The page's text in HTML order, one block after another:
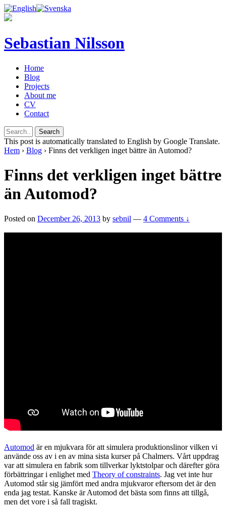
Sebastian Nilsson
Home
Blog
Projects
About me
CV
Contact
This post is automatically translated to English by Google Translate.
Hem › Blog › Finns det verkligen inget bättre än Automod?
Finns det verkligen inget bättre
än Automod?
Posted on December 26, 2013 by sebnil — 4 Comments ↓
Automod är en mjukvara för att simulera produktionslinor vilken vi
använde oss av i en av mina sista kurser på Chalmers. Vårt uppdrag
var att simulera en fabrik som tillverkar lyktstolpar och därefter göra
förbättringar i enlighet med Theory of constraints. Jag vet inte hur
Automod står sig jämfört med andra mjukvaror eftersom det är den
enda jag testat. Kanske är Automod det bästa som finns att tillgå,
men det vore i så fall tragiskt.